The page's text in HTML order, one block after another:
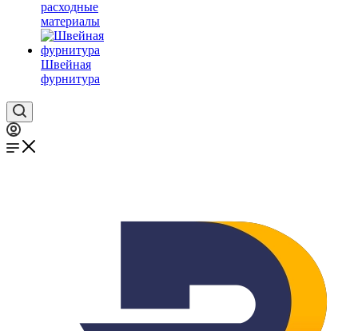
расходные
материалы
Швейная
фурнитура